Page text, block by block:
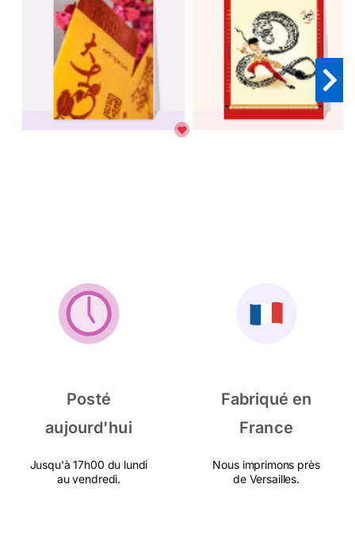
Posté
aujourd'hui
Jusqu'à 17h00 du lundi
au vendredi.
Fabriqué en
France
Nous imprimons près
de Versailles.